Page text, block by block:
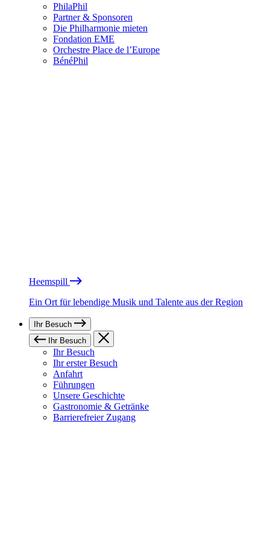
PhilaPhil
Partner & Sponsoren
Die Philharmonie mieten
Fondation EME
Orchestre Place de l’Europe
BénéPhil
Heemspill
Ein Ort für lebendige Musik und Talente aus der Region
Ihr Besuch
Ihr Besuch
Ihr Besuch
Ihr erster Besuch
Anfahrt
Führungen
Unsere Geschichte
Gastronomie & Getränke
Barrierefreier Zugang